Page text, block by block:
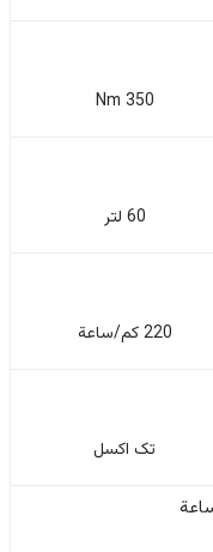
350 Nm
60 لتر
220 كم/ساعة
تک اکسل